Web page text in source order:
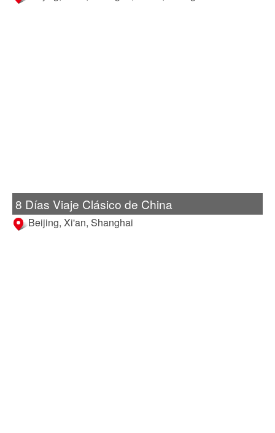
8 Días Viaje Clásico de China
Beijing, Xi'an, Shanghai